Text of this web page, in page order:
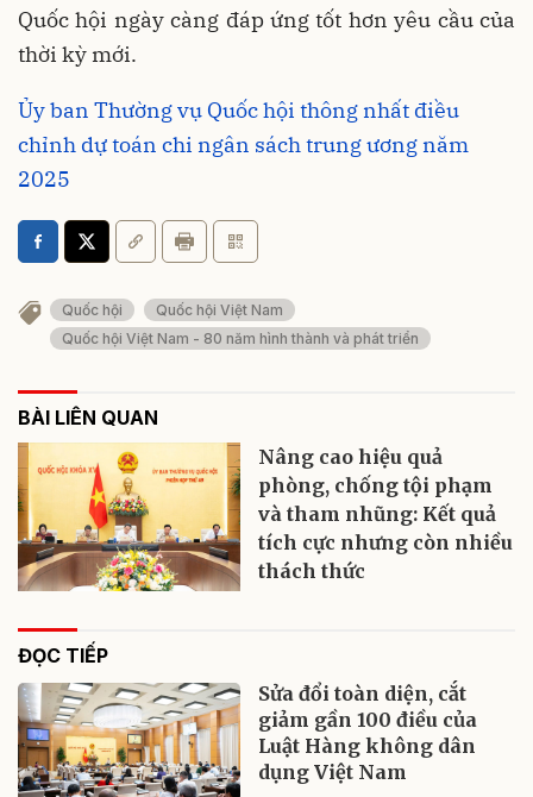
Quốc hội ngày càng đáp ứng tốt hơn yêu cầu của
thời kỳ mới.
Ủy ban Thường vụ Quốc hội thông nhất điều
chỉnh dự toán chi ngân sách trung ương năm
2025
Quốc hội
Quốc hội Việt Nam
Quốc hội Việt Nam - 80 năm hình thành và phát triển
BÀI LIÊN QUAN
Nâng cao hiệu quả
phòng, chống tội phạm
và tham nhũng: Kết quả
tích cực nhưng còn nhiều
thách thức
ĐỌC TIẾP
Sửa đổi toàn diện, cắt
giảm gần 100 điều của
Luật Hàng không dân
dụng Việt Nam